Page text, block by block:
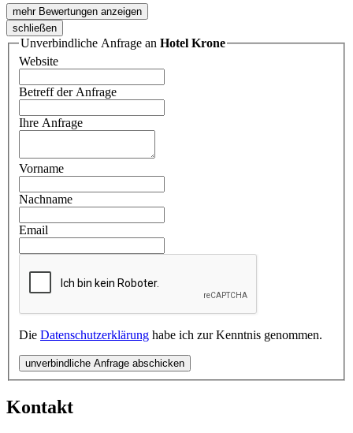
mehr Bewertungen anzeigen
schließen
Unverbindliche Anfrage an Hotel Krone
Website
Betreff der Anfrage
Ihre Anfrage
Vorname
Nachname
Email
Die Datenschutzerklärung habe ich zur Kenntnis genommen.
unverbindliche Anfrage abschicken
Kontakt